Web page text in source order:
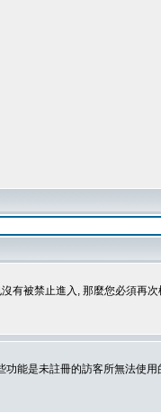
有被禁止進入, 那麼您必須再
能是未註冊的訪客所無法使